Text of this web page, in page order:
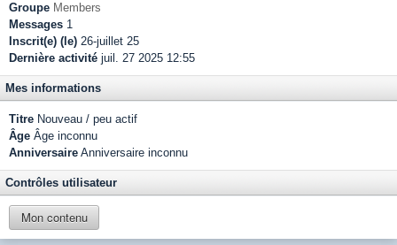
Groupe Members
Messages 1
Inscrit(e) (le) 26-juillet 25
Dernière activité juil. 27 2025 12:55
Mes informations
Titre Nouveau / peu actif
Âge Âge inconnu
Anniversaire Anniversaire inconnu
Contrôles utilisateur
Mon contenu